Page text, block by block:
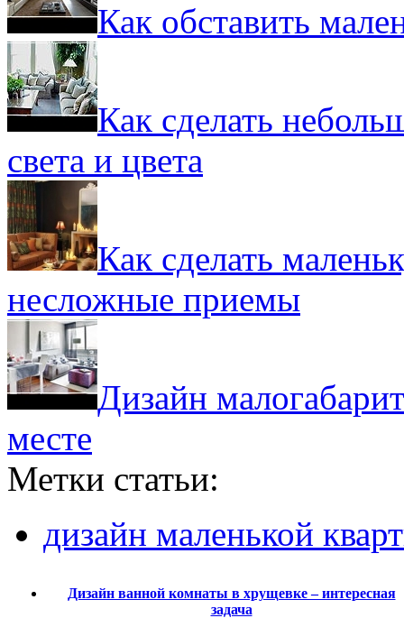
Как обставить
Как сделать
света и цвета
Как сделать
несложные приемы
Дизайн
месте
Метки статьи:
дизайн маленькой
Дизайн ванной комнаты в хрущевке – интересная
задача